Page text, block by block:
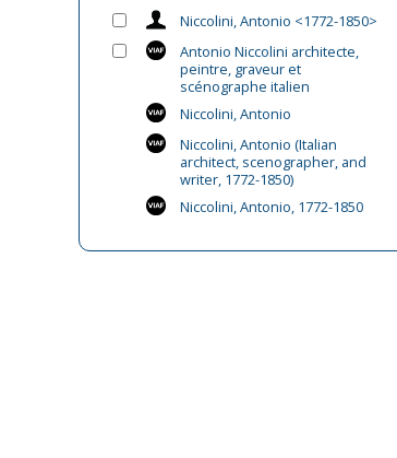
Niccolini, Antonio <1772-1850>
Antonio Niccolini architecte,
peintre, graveur et
scénographe italien
Niccolini, Antonio
Niccolini, Antonio (Italian
architect, scenographer, and
writer, 1772-1850)
Niccolini, Antonio, 1772-1850